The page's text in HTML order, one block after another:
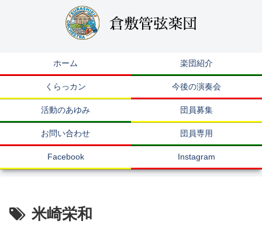
ホーム 楽団紹介
くらっカン 今後の演奏会
活動のあゆみ 団員募集
お問い合わせ 団員専用
Facebook Instagram
米崎栄和